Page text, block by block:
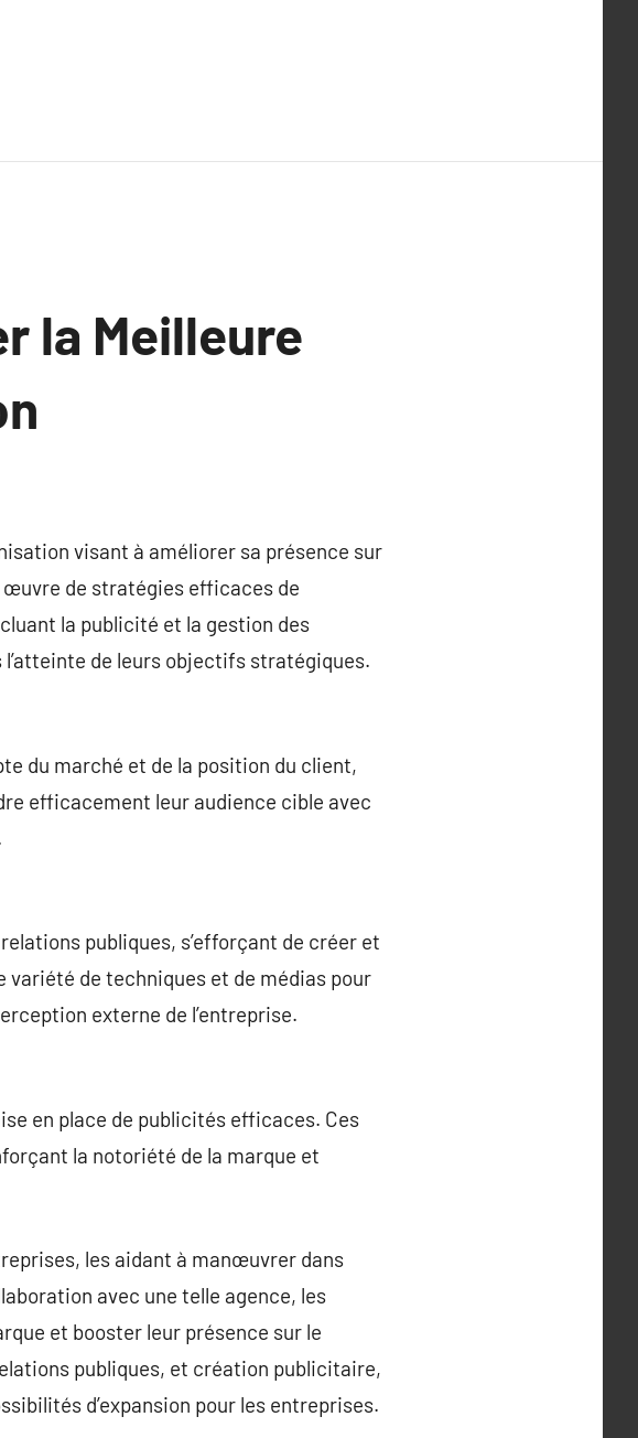
la Meilleure
visant à améliorer sa présence sur
œuvre de stratégies efficaces de
la publicité et la gestion des
de leurs objectifs stratégiques.
du marché et de la position du client,
efficacement leur audience cible avec
publiques, s’efforçant de créer et
variété de techniques et de médias pour
externe de l’entreprise.
en place de publicités efficaces. Ces
la notoriété de la marque et
les aidant à manœuvrer dans
avec une telle agence, les
et booster leur présence sur le
publiques, et création publicitaire,
d’expansion pour les entreprises.